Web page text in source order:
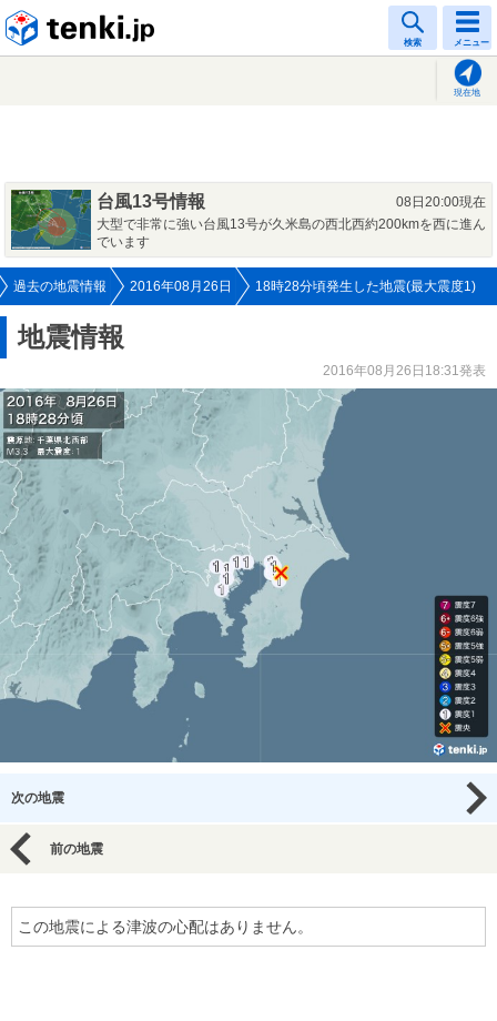
検索 メニュー
現在地
台風13号情報
08日20:00現在
大型で非常に強い台風13号が久米島の西北西約200kmを西に進ん
でいます
過去の地震情報 2016年08月26日 18時28分頃発生した地震(最大震度1)
地震情報
2016年08月26日18:31発表
次の地震
前の地震
この地震による津波の心配はありません。